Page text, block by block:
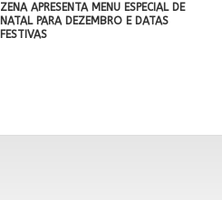
ZENA APRESENTA MENU ESPECIAL DE
NATAL PARA DEZEMBRO E DATAS
FESTIVAS